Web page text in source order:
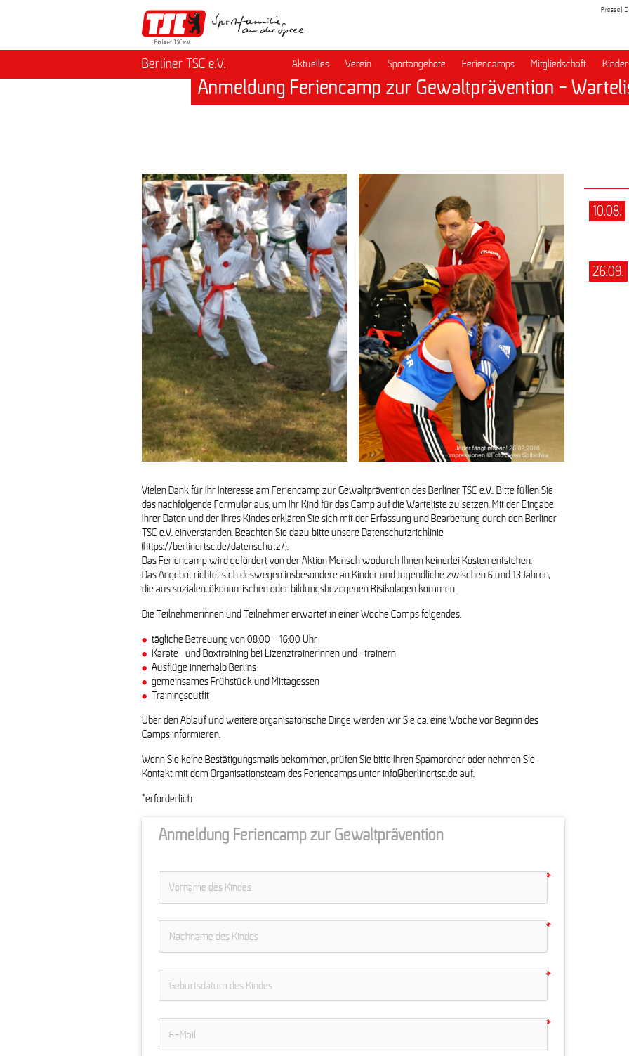
Presse
Berliner TSC e.V. Aktuelles Verein Sportangebote Feriencamps Mitgliedschaft
Anmeldung Feriencamp zur Gewaltprävention -
Vielen Dank für Ihr Interesse am Feriencamp zur Gewaltprävention des Berliner TSC e.V.. Bitte füllen Sie
das nachfolgende Formular aus, um Ihr Kind für das Camp auf die Warteliste zu setzen. Mit der Eingabe
Ihrer Daten und der Ihres Kindes erklären Sie sich mit der Erfassung und Bearbeitung durch den Berliner
TSC e.V. einverstanden. Beachten Sie dazu bitte unsere Datenschutzrichlinie
(https://berlinertsc.de/datenschutz/).
Das Feriencamp wird gefördert von der Aktion Mensch wodurch Ihnen keinerlei Kosten entstehen.
Das Angebot richtet sich deswegen insbesondere an Kinder und Jugendliche zwischen 6 und 13 Jahren,
die aus sozialen, ökonomischen oder bildungsbezogenen Risikolagen kommen.
Die Teilnehmerinnen und Teilnehmer erwartet in einer Woche Camps folgendes:
tägliche Betreuung von 08:00 – 16:00 Uhr
Karate- und Boxtraining bei Lizenztrainerinnen und -trainern
Ausflüge innerhalb Berlins
gemeinsames Frühstück und Mittagessen
Trainingsoutfit
Über den Ablauf und weitere organisatorische Dinge werden wir Sie ca. eine Woche vor Beginn des
Camps informieren.
Wenn Sie keine Bestätigungsmails bekommen, prüfen Sie bitte Ihren Spamordner oder nehmen Sie
Kontakt mit dem Organisationsteam des Feriencamps unter info@berlinertsc.de auf.
*erforderlich
Anmeldung Feriencamp zur Gewaltprävention
10.08.
26.09.